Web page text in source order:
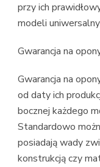
przy ich
modeli
Gwarancja na
Gwarancja na
od daty ich
bocznej każdego
Standardowo
posiadają wady
konstrukcją czy